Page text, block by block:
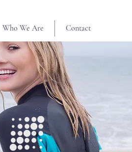
Who We Are Contact